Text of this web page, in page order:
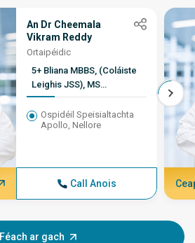
An Dr Cheemala
Vikram Reddy
Ortaipéidic
5+ Bliana MBBS, (Coláiste
Leighis JSS), MS
Ortaipéideach,
Comhaltacht i nGortuithe
Spóirt
Ospidéil Speisialtachta
Apollo, Nellore
Call Anois
Féach ar gach